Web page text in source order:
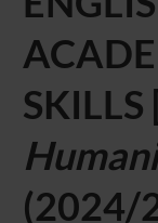
SKILLS
(2024/